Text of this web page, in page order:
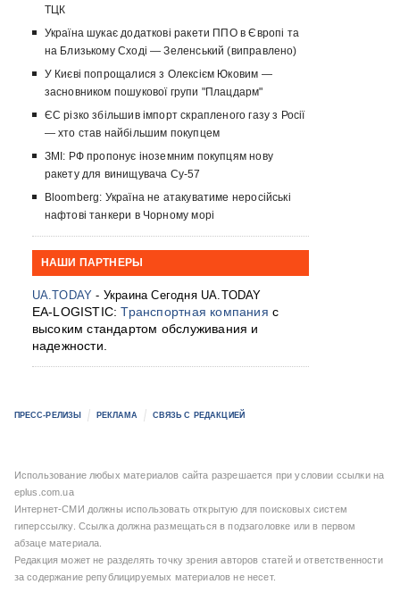
ТЦК
Україна шукає додаткові ракети ППО в Європі та
на Близькому Сході — Зеленський (виправлено)
У Києві попрощалися з Олексієм Юковим —
засновником пошукової групи "Плацдарм"
ЄС різко збільшив імпорт скрапленого газу з Росії
— хто став найбільшим покупцем
ЗМІ: РФ пропонує іноземним покупцям нову
ракету для винищувача Су-57
Bloomberg: Україна не атакуватиме неросійські
нафтові танкери в Чорному морі
НАШИ ПАРТНЕРЫ
UA.TODAY - Украина Сегодня UA.TODAY
EA-LOGISTIC:Транспортная компания с
высоким стандартом обслуживания и
надежности.
ПРЕСС-РЕЛИЗЫ РЕКЛАМА СВЯЗЬ С РЕДАКЦИЕЙ
Использование любых материалов сайта разрешается при условии ссылки на
eplus.com.ua
Интернет-СМИ должны использовать открытую для поисковых систем
гиперссылку. Ссылка должна размещаться в подзаголовке или в первом
абзаце материала.
Редакция может не разделять точку зрения авторов статей и ответственности
за содержание републицируемых материалов не несет.